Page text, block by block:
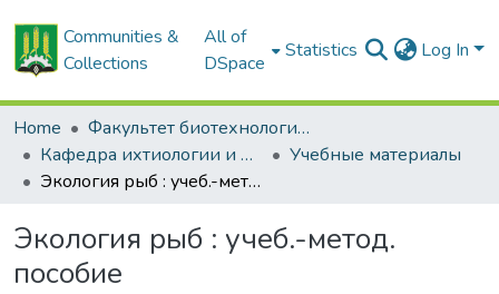
Communities &
Collections
All of
DSpace
Statistics Log In
Home
Факультет биотехнологии и аквакультуры
Кафедра ихтиологии и рыбоводства
Учебные материалы
Экология рыб : учеб.-метод. пособие
Экология рыб : учеб.-метод.
пособие